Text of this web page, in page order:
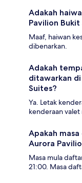
Adakah
Pavilion
Maaf, haiwan
dibenarkan.
Adakah
ditawarkan
Suites?
Ya. Letak
kenderaan valet
Apakah
Aurora
Masa mula
21:00. Masa